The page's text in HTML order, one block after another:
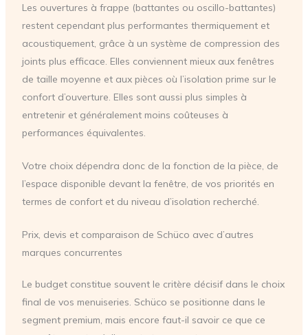
Les ouvertures à frappe (battantes ou oscillo-battantes)
restent cependant plus performantes thermiquement et
acoustiquement, grâce à un système de compression des
joints plus efficace. Elles conviennent mieux aux fenêtres
de taille moyenne et aux pièces où l’isolation prime sur le
confort d’ouverture. Elles sont aussi plus simples à
entretenir et généralement moins coûteuses à
performances équivalentes.
Votre choix dépendra donc de la fonction de la pièce, de
l’espace disponible devant la fenêtre, de vos priorités en
termes de confort et du niveau d’isolation recherché.
Prix, devis et comparaison de Schüco avec d’autres
marques concurrentes
Le budget constitue souvent le critère décisif dans le choix
final de vos menuiseries. Schüco se positionne dans le
segment premium, mais encore faut-il savoir ce que ce